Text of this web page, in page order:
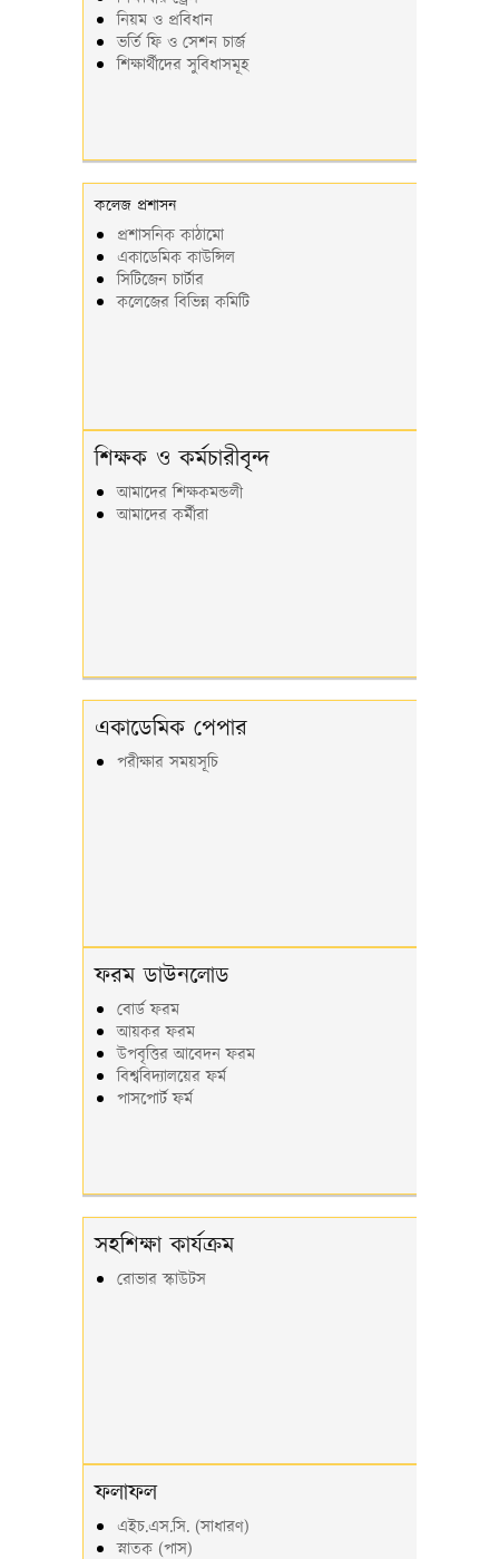
নিয়ম ও প্রবিধান
ভর্তি ফি ও সেশন চার্জ
শিক্ষার্থীদের সুবিধাসমূহ
কলেজ প্রশাসন
প্রশাসনিক কাঠামো
একাডেমিক কাউন্সিল
সিটিজেন চার্টার
কলেজের বিভিন্ন কমিটি
শিক্ষক ও কর্মচারীবৃন্দ
আমাদের শিক্ষকমন্ডলী
আমাদের কর্মীরা
একাডেমিক পেপার
পরীক্ষার সময়সূচি
ফরম ডাউনলোড
বোর্ড ফরম
আয়কর ফরম
উপবৃত্তির আবেদন ফরম
বিশ্ববিদ্যালয়ের ফর্ম
পাসপোর্ট ফর্ম
সহশিক্ষা কার্যক্রম
রোভার স্কাউটস
ফলাফল
এইচ.এস.সি. (সাধারণ)
স্নাতক (পাস)